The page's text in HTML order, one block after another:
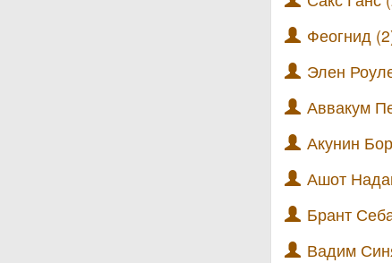
Феогнид
Элен
Аввакум
Акунин
Ашот
Брант
Вадим